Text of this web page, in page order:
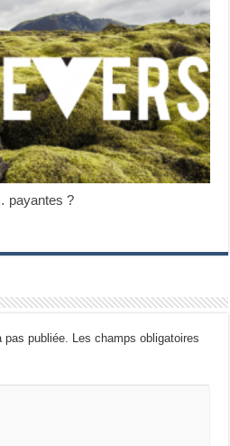
payantes ?
pas publiée. Les champs obligatoires